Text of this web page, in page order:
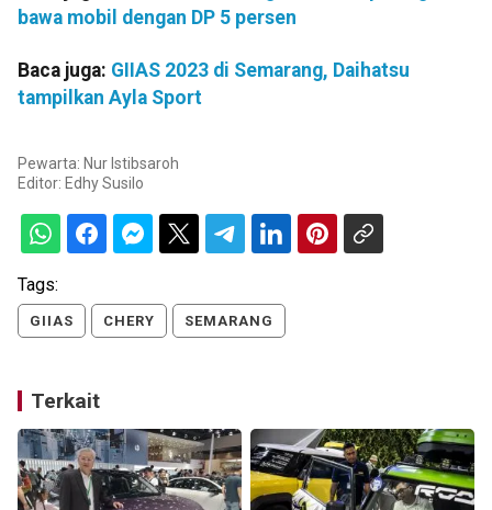
bawa mobil dengan DP 5 persen
Baca juga: GIIAS 2023 di Semarang, Daihatsu
tampilkan Ayla Sport
Pewarta: Nur Istibsaroh
Editor: Edhy Susilo
Tags:
GIIAS CHERY SEMARANG
Terkait